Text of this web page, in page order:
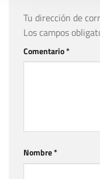
Tu dirección de
Los campos
Comentario*
Nombre*